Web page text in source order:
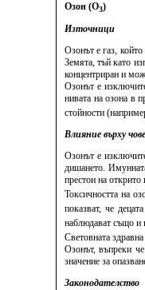
Озон (O3)
Източници
Озонът е газ,
Земята, тъй като
концентриран и
Озонът е
нивата на озона в
стойности
Влияние върху
Озонът е
дишането.
престои на
Токсичността на
показват, че
наблюдават също и
Световната
Озонът, въпреки
значение за
Законодателство